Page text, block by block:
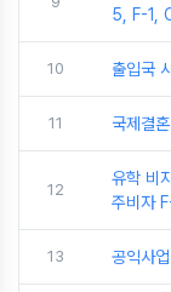
5, F-1,
10 출입국
11 국제결
12
유학 비
주비자
13 공익사